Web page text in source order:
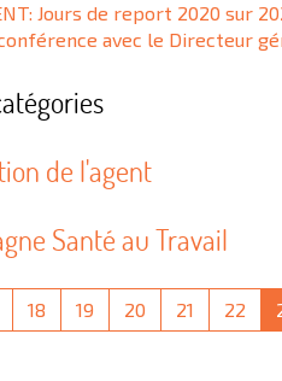
Jours de report 2020 sur
avec le Directeur
de l'agent
Santé au Travail
18 19 20 21 22